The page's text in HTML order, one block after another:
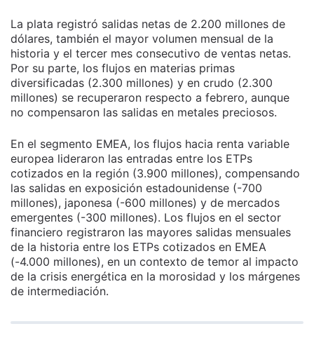
La plata registró salidas netas de 2.200 millones de
dólares, también el mayor volumen mensual de la
historia y el tercer mes consecutivo de ventas netas.
Por su parte, los flujos en materias primas
diversificadas (2.300 millones) y en crudo (2.300
millones) se recuperaron respecto a febrero, aunque
no compensaron las salidas en metales preciosos.
En el segmento EMEA, los flujos hacia renta variable
europea lideraron las entradas entre los ETPs
cotizados en la región (3.900 millones), compensando
las salidas en exposición estadounidense (-700
millones), japonesa (-600 millones) y de mercados
emergentes (-300 millones). Los flujos en el sector
financiero registraron las mayores salidas mensuales
de la historia entre los ETPs cotizados en EMEA
(-4.000 millones), en un contexto de temor al impacto
de la crisis energética en la morosidad y los márgenes
de intermediación.